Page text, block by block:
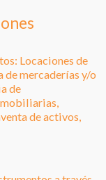
Locaciones de
de mercaderías y/o
de
de activos,